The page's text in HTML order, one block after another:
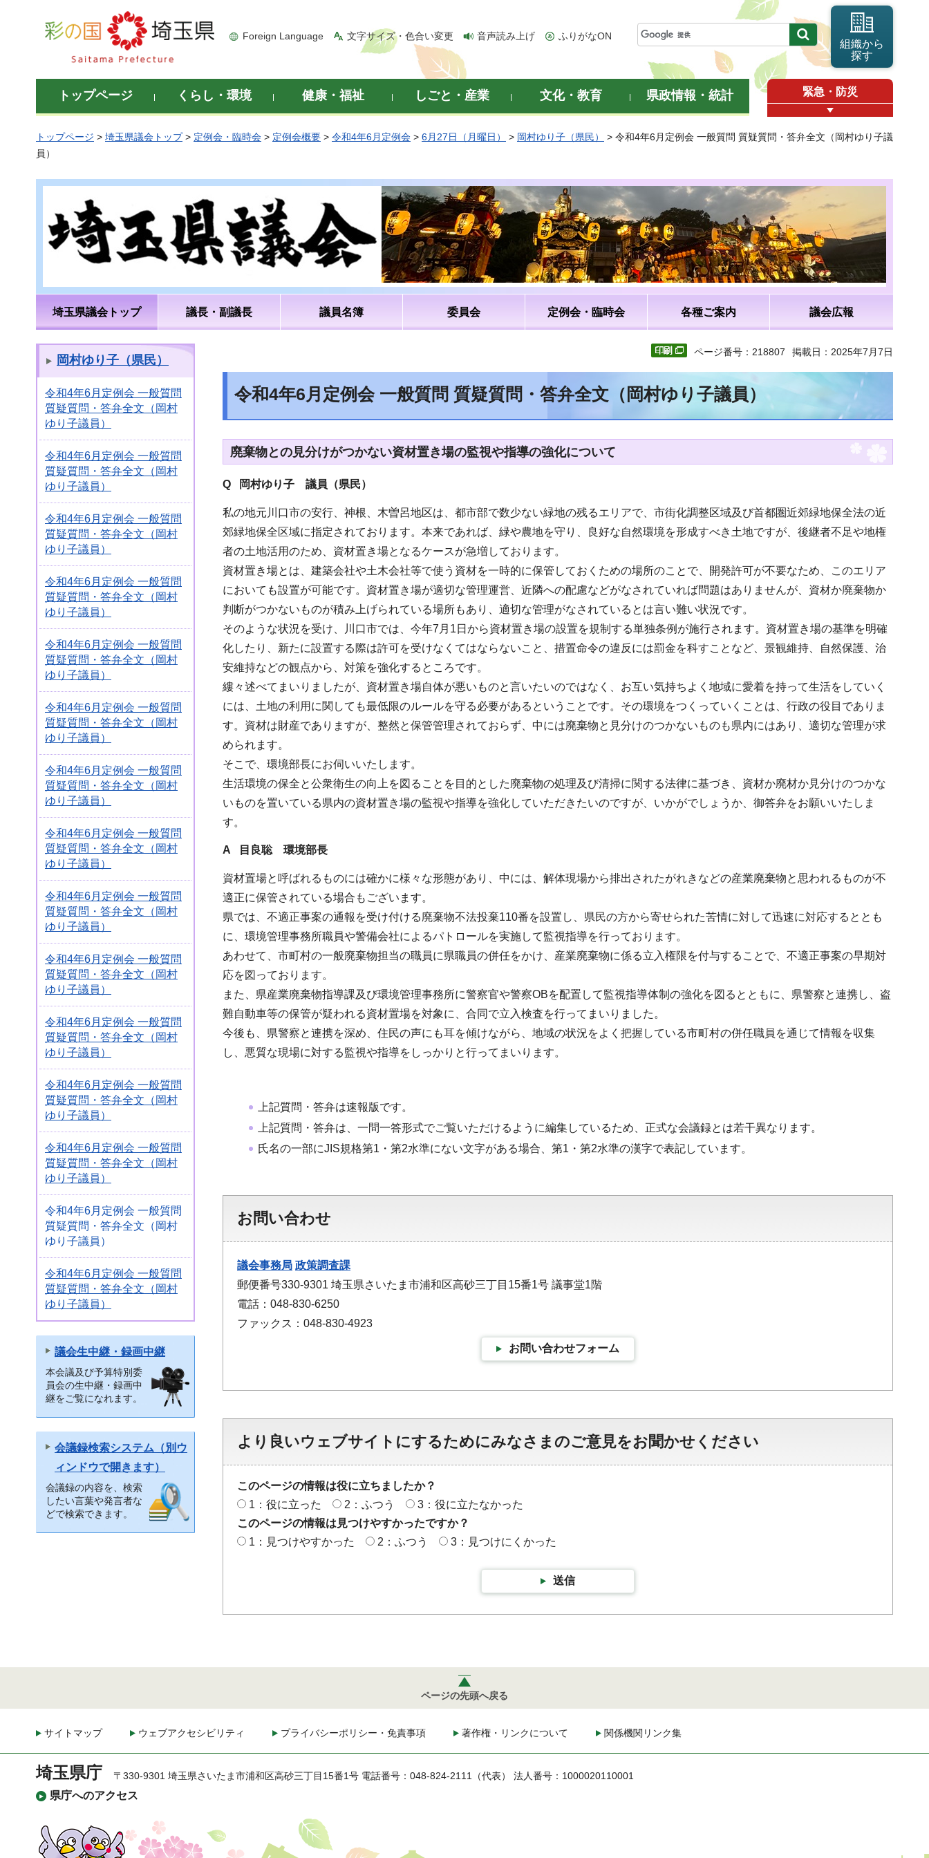
彩の国 埼玉県
Foreign Language 文字サイズ・色合い変更 音声読み上げ ふりがなON
組織から
探す
トップページ くらし・環境 健康・福祉 しごと・産業 文化・教育 県政情報・統計 緊急・防災
トップページ > 埼玉県議会トップ> 定例会・臨時会 > 定例会概要 > 令和4年6月定例会 > 6月27日（月曜日） > 岡村ゆり子（県民）
> 令和4年6月定例会 一般質問 質疑質問・答弁全文（岡村ゆり子議
員）
埼玉県議会トップ 議長・副議長 議員名簿 委員会 定例会・臨時会 各種ご案内 議会広報
岡村ゆり子（県民）
令和4年6月定例会 一般質問
質疑質問・答弁全文（岡村
ゆり子議員）
令和4年6月定例会 一般質問
質疑質問・答弁全文（岡村
ゆり子議員）
令和4年6月定例会 一般質問
質疑質問・答弁全文（岡村
ゆり子議員）
令和4年6月定例会 一般質問
質疑質問・答弁全文（岡村
ゆり子議員）
令和4年6月定例会 一般質問
質疑質問・答弁全文（岡村
ゆり子議員）
令和4年6月定例会 一般質問
質疑質問・答弁全文（岡村
ゆり子議員）
令和4年6月定例会 一般質問
質疑質問・答弁全文（岡村
ゆり子議員）
令和4年6月定例会 一般質問
質疑質問・答弁全文（岡村
ゆり子議員）
令和4年6月定例会 一般質問
質疑質問・答弁全文（岡村
ゆり子議員）
令和4年6月定例会 一般質問
質疑質問・答弁全文（岡村
ゆり子議員）
令和4年6月定例会 一般質問
質疑質問・答弁全文（岡村
ゆり子議員）
令和4年6月定例会 一般質問
質疑質問・答弁全文（岡村
ゆり子議員）
令和4年6月定例会 一般質問
質疑質問・答弁全文（岡村
ゆり子議員）
令和4年6月定例会 一般質問
質疑質問・答弁全文（岡村
ゆり子議員）
令和4年6月定例会 一般質問
質疑質問・答弁全文（岡村
ゆり子議員）
議会生中継・録画中継
本会議及び予算特別委
員会の生中継・録画中
継をご覧になれます。
会議録検索システム（別ウ
ィンドウで開きます）
会議録の内容を、検索
したい言葉や発言者な
どで検索できます。
ページ番号：218807 掲載日：2025年7月7日
令和4年6月定例会 一般質問 質疑質問・答弁全文（岡村ゆり子議員）
廃棄物との見分けがつかない資材置き場の監視や指導の強化について
Q 岡村ゆり子 議員（県民）
私の地元川口市の安行、神根、木曽呂地区は、都市部で数少ない緑地の残るエリアで、市街化調整区域及び首都圏近郊緑地保全法の近
郊緑地保全区域に指定されております。本来であれば、緑や農地を守り、良好な自然環境を形成すべき土地ですが、後継者不足や地権
者の土地活用のため、資材置き場となるケースが急増しております。
資材置き場とは、建築会社や土木会社等で使う資材を一時的に保管しておくための場所のことで、開発許可が不要なため、このエリア
においても設置が可能です。資材置き場が適切な管理運営、近隣への配慮などがなされていれば問題はありませんが、資材か廃棄物か
判断がつかないものが積み上げられている場所もあり、適切な管理がなされているとは言い難い状況です。
そのような状況を受け、川口市では、今年7月1日から資材置き場の設置を規制する単独条例が施行されます。資材置き場の基準を明確
化したり、新たに設置する際は許可を受けなくてはならないこと、措置命令の違反には罰金を科すことなど、景観維持、自然保護、治
安維持などの観点から、対策を強化するところです。
縷々述べてまいりましたが、資材置き場自体が悪いものと言いたいのではなく、お互い気持ちよく地域に愛着を持って生活をしていく
には、土地の利用に関しても最低限のルールを守る必要があるということです。その環境をつくっていくことは、行政の役目でありま
す。資材は財産でありますが、整然と保管管理されておらず、中には廃棄物と見分けのつかないものも県内にはあり、適切な管理が求
められます。
そこで、環境部長にお伺いいたします。
生活環境の保全と公衆衛生の向上を図ることを目的とした廃棄物の処理及び清掃に関する法律に基づき、資材か廃材か見分けのつかな
いものを置いている県内の資材置き場の監視や指導を強化していただきたいのですが、いかがでしょうか、御答弁をお願いいたしま
す。
A 目良聡 環境部長
資材置場と呼ばれるものには確かに様々な形態があり、中には、解体現場から排出されたがれきなどの産業廃棄物と思われるものが不
適正に保管されている場合もございます。
県では、不適正事案の通報を受け付ける廃棄物不法投棄110番を設置し、県民の方から寄せられた苦情に対して迅速に対応するととも
に、環境管理事務所職員や警備会社によるパトロールを実施して監視指導を行っております。
あわせて、市町村の一般廃棄物担当の職員に県職員の併任をかけ、産業廃棄物に係る立入権限を付与することで、不適正事案の早期対
応を図っております。
また、県産業廃棄物指導課及び環境管理事務所に警察官や警察OBを配置して監視指導体制の強化を図るとともに、県警察と連携し、盗
難自動車等の保管が疑われる資材置場を対象に、合同で立入検査を行ってまいりました。
今後も、県警察と連携を深め、住民の声にも耳を傾けながら、地域の状況をよく把握している市町村の併任職員を通じて情報を収集
し、悪質な現場に対する監視や指導をしっかりと行ってまいります。
上記質問・答弁は速報版です。
上記質問・答弁は、一問一答形式でご覧いただけるように編集しているため、正式な会議録とは若干異なります。
氏名の一部にJIS規格第1・第2水準にない文字がある場合、第1・第2水準の漢字で表記しています。
お問い合わせ
議会事務局 政策調査課
郵便番号330-9301 埼玉県さいたま市浦和区高砂三丁目15番1号 議事堂1階
電話：048-830-6250
ファックス：048-830-4923
お問い合わせフォーム
より良いウェブサイトにするためにみなさまのご意見をお聞かせください
このページの情報は役に立ちましたか？
1：役に立った
2：ふつう
3：役に立たなかった
このページの情報は見つけやすかったですか？
1：見つけやすかった
2：ふつう 3：見つけにくかった
送信
ページの先頭へ戻る
サイトマップ ウェブアクセシビリティ プライバシーポリシー・免責事項 著作権・リンクについて 関係機関リンク集
埼玉県庁
県庁へのアクセス
〒330-9301 埼玉県さいたま市浦和区高砂三丁目15番1号 電話番号：048-824-2111（代表） 法人番号：1000020110001